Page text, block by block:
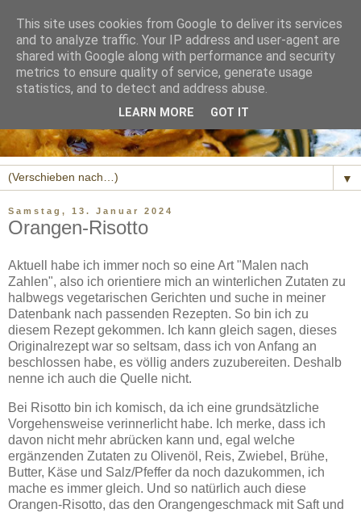
▼
Samstag, 13. Januar 2024
Orangen-Risotto
Aktuell habe ich immer noch so eine Art "Malen nach
Zahlen", also ich orientiere mich an winterlichen Zutaten zu
halbwegs vegetarischen Gerichten und suche in meiner
Datenbank nach passenden Rezepten. So bin ich zu
diesem Rezept gekommen. Ich kann gleich sagen, dieses
Originalrezept war so seltsam, dass ich von Anfang an
beschlossen habe, es völlig anders zuzubereiten. Deshalb
nenne ich auch die Quelle nicht.
Bei Risotto bin ich komisch, da ich eine grundsätzliche
Vorgehensweise verinnerlicht habe. Ich merke, dass ich
davon nicht mehr abrücken kann und, egal welche
ergänzenden Zutaten zu Olivenöl, Reis, Zwiebel, Brühe,
Butter, Käse und Salz/Pfeffer da noch dazukommen, ich
mache es immer gleich. Und so natürlich auch diese
Orangen-Risotto, das den Orangengeschmack mit Saft und
This site uses cookies from Google to deliver its services
and to analyze traffic. Your IP address and user-agent are
shared with Google along with performance and security
metrics to ensure quality of service, generate usage
statistics, and to detect and address abuse.
LEARN MORE GOT IT